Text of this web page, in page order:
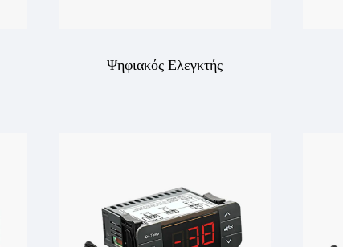
Ψηφιακός Ελεγκτής
έλεγχος θερμοκρασίας για